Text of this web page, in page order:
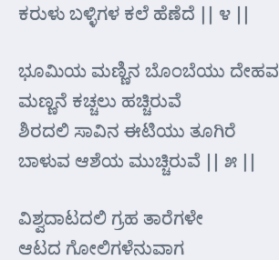
ಕರುಳು ಬಳ್ಳಿಗಳ ಕಲೆ ಹೆಣೆದೆ || ೪ ||
ಭೂಮಿಯ ಮಣ್ಣಿನ ಬೊಂಬೆಯು ದೇಹವ
ಮಣ್ಣನೆ ಕಚ್ಚಲು ಹಚ್ಚಿರುವೆ
ಶಿರದಲಿ ಸಾವಿನ ಈಟಿಯು ತೂಗಿರೆ
ಬಾಳುವ ಆಶೆಯ ಮುಚ್ಚಿರುವೆ || ೫ ||
ವಿಶ್ವದಾಟದಲಿ ಗ್ರಹ ತಾರೆಗಳೇ
ಆಟದ ಗೋಲಿಗಳೆನುವಾಗ